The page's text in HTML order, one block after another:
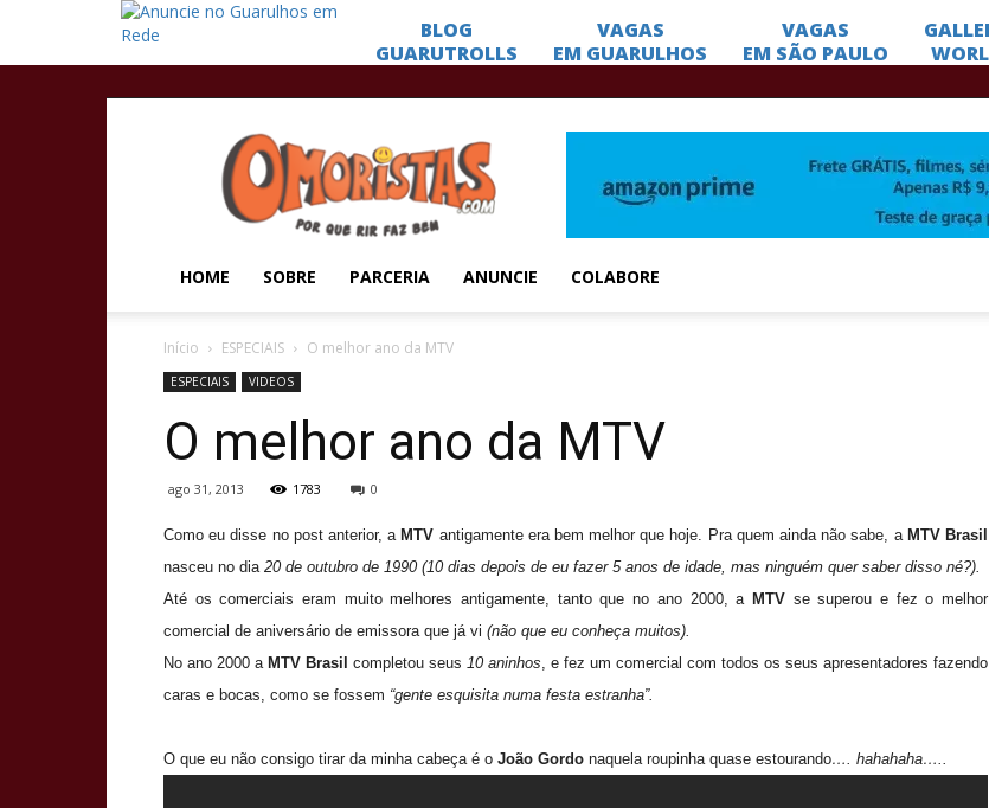
Omoristas
HOME SOBRE PARCERIA ANUNCIE COLABORE
Início ESPECIAIS O melhor ano da MTV
ESPECIAIS VIDEOS
O melhor ano da MTV
ago 31, 2013 1783 0
Como eu disse no post anterior, a MTV antigamente era bem melhor que hoje. Pra quem ainda não sabe, a MTV Brasil
nasceu no dia 20 de outubro de 1990 (10 dias depois de eu fazer 5 anos de idade, mas ninguém quer saber disso né?).
Até os comerciais eram muito melhores antigamente, tanto que no ano 2000, a MTV se superou e fez o melhor
comercial de aniversário de emissora que já vi (não que eu conheça muitos).
No ano 2000 a MTV Brasil completou seus 10 aninhos, e fez um comercial com todos os seus apresentadores fazendo
caras e bocas, como se fossem “gente esquisita numa festa estranha”.
O que eu não consigo tirar da minha cabeça é o João Gordo naquela roupinha quase estourando…. hahahaha…..